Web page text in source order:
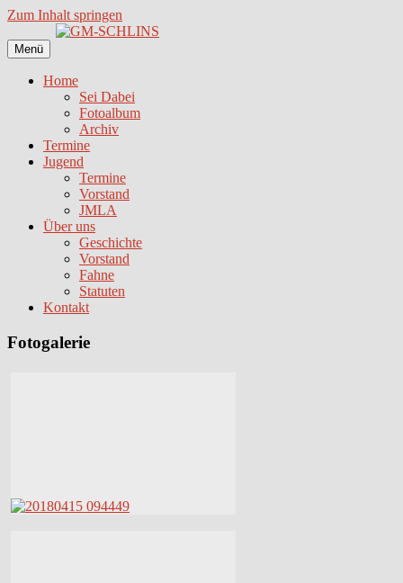
Zum Inhalt springen
Menü
Home
Sei Dabei
Fotoalbum
Archiv
Termine
Jugend
Termine
Vorstand
JMLA
Über uns
Geschichte
Vorstand
Fahne
Statuten
Kontakt
Fotogalerie